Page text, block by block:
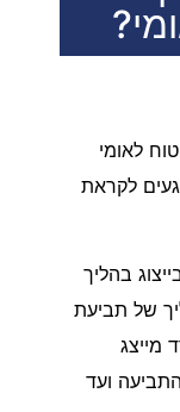
לאומי
לקראת
של מעל 10 שנים בייצוג בהליך
של תביעת
מייצג
ועד